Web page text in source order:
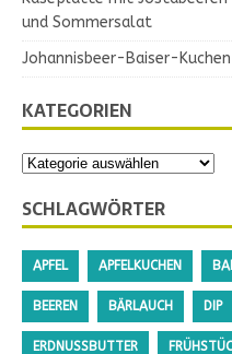
und Sommersalat
Johannisbeer-Baiser-Kuchen
KATEGORIEN
SCHLAGWÖRTER
APFEL APFELKUCHEN
BEEREN BÄRLAUCH DIP
ERDNUSSBUTTER